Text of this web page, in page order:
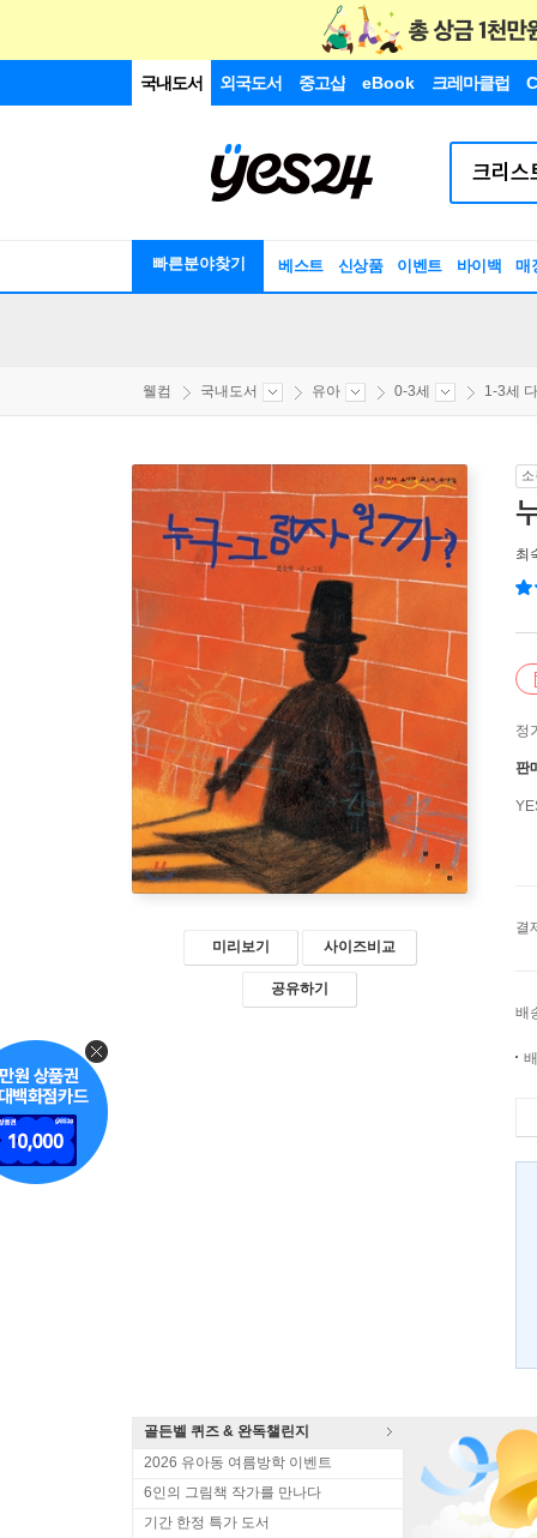
국내도서 외국도서 중고샵 eBook 크레마클럽
빠른분야찾기 베스트 신상품 이벤트 바이백 매
웰컴 국내도서 유아 0-3세 1-3세
미리보기 사이즈비교
공유하기
최
정
판
결
배
골든벨 퀴즈 & 완독챌린지
2026 유아동 여름방학 이벤트
6인의 그림책 작가를 만나다
기간 한정 특가 도서